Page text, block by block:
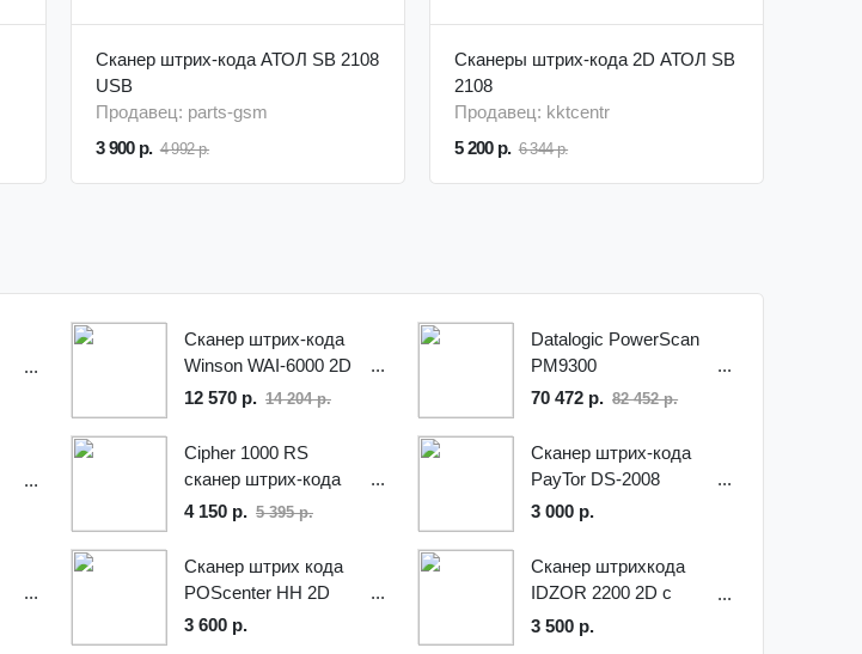
Сканер штрих-кода АТОЛ SB 2108
USB
Продавец: parts-gsm
3 900 р. 4 992 р.
Сканеры штрих-кода 2D АТОЛ SB
2108
Продавец: kktcentr
5 200 р. 6 344 р.
Сканер штрих-кода
Winson WAI-6000 2D
12 570 р. 14 204 р.
Datalogic PowerScan
PM9300
70 472 р. 82 452 р.
Cipher 1000 RS
сканер штрих-кода
4 150 р. 5 395 р.
Сканер штрих-кода
PayTor DS-2008
3 000 р.
Сканер штрих кода
POScenter HH 2D
3 600 р.
Сканер штрихкода
IDZOR 2200 2D с
подставкой
3 500 р.